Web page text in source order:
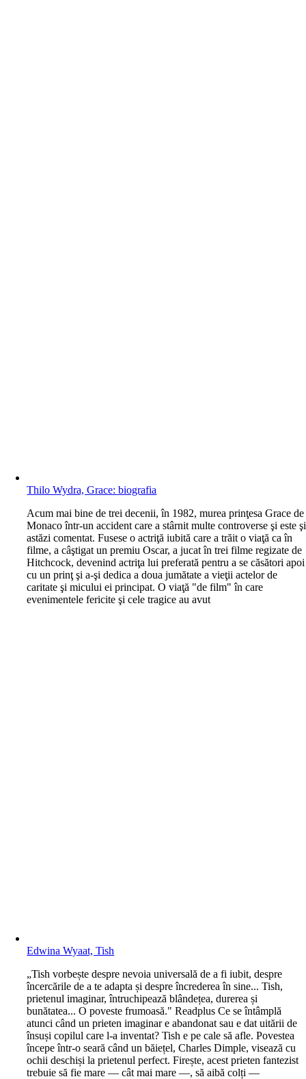
Thilo Wydra, Grace: biografia
Acum mai bine de trei decenii, în 1982, murea prinţesa Grace de
Monaco într-un accident care a stârnit multe controverse şi este şi
astăzi comentat. Fusese o actriţă iubită care a trăit o viaţă ca în
filme, a câştigat un premiu Oscar, a jucat în trei filme regizate de
Hitchcock, devenind actriţa lui preferată pentru a se căsători apoi
cu un prinţ şi a-şi dedica a doua jumătate a vieţii actelor de
caritate şi micului ei principat. O viaţă "de film" în care
evenimentele fericite şi cele tragice au avut
Edwina Wyaat, Tish
„Tish vorbește despre nevoia universală de a fi iubit, despre
încercările de a te adapta și despre încrederea în sine... Tish,
prietenul imaginar, întruchipează blândețea, durerea și
bunătatea... O poveste frumoasă." Readplus Ce se întâmplă
atunci când un prieten imaginar e abandonat sau e dat uitării de
însuși copilul care l-a inventat? Tish e pe cale să afle. Povestea
începe într-o seară când un băiețel, Charles Dimple, visează cu
ochii deschiși la prietenul perfect. Firește, acest prieten fantezist
trebuie să fie mare — cât mai mare —, să aibă colți —